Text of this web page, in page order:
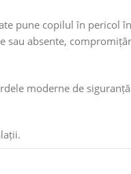
pune copilul în pericol
sau absente,
moderne de